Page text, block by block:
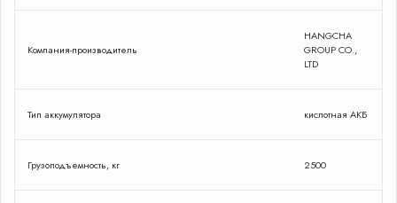
Компания-производитель
HANGCHA
GROUP CO.,
LTD
Тип аккумулятора кислотная АКБ
Грузоподъемность, кг 2500